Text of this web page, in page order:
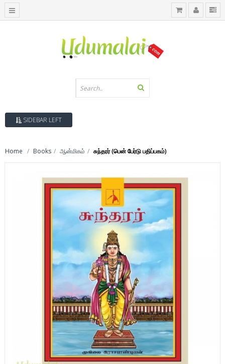
SIDEBAR LEFT
Home Books ஆன்மிகம் சுந்தரர் (பென் பேர்டு பதிப்பகம்)